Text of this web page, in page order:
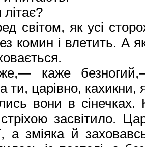
світом, як усі
комин і влетить. А
каже
ти, царівно, кахикни,
вони в
засвітило.
а зміяка й